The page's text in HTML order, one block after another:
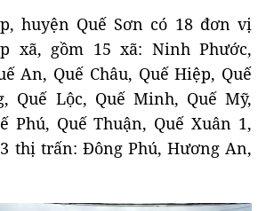
huyện Quế Sơn có 18 đơn vị
xã, gồm 15 xã: Ninh Phước,
An, Quế Châu, Quế Hiệp, Quế
Quế Lộc, Quế Minh, Quế Mỹ,
Phú, Quế Thuận, Quế Xuân 1,
thị trấn: Đông Phú, Hương An,